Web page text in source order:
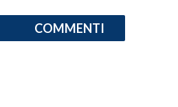
COMMENTI